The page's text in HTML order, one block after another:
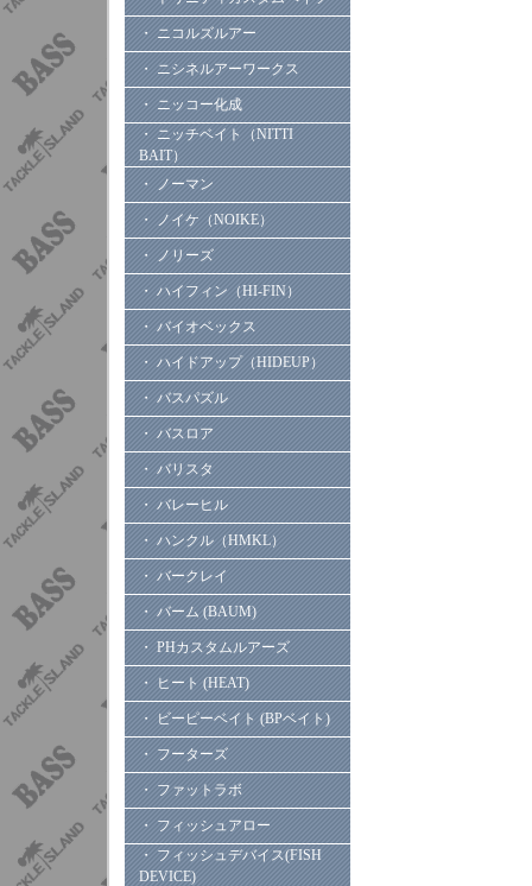
・ ニコルズルアー
・ ニシネルアーワークス
・ ニッコー化成
・ ニッチベイト（NITTI
BAIT）
・ ノーマン
・ ノイケ（NOIKE）
・ ノリーズ
・ ハイフィン（HI-FIN）
・ バイオベックス
・ ハイドアップ（HIDEUP）
・ バスパズル
・ バスロア
・ バリスタ
・ バレーヒル
・ ハンクル（HMKL）
・ バークレイ
・ バーム (BAUM)
・ PHカスタムルアーズ
・ ヒート (HEAT)
・ ビーピーベイト (BPベイト)
・ フーターズ
・ ファットラボ
・ フィッシュアロー
・ フィッシュデバイス(FISH
DEVICE)